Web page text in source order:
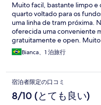
Muito facil, bastante limpo
quarto voltado para os
uma linha de tram próxima.
oferecida uma conveniente
gratuitamente e open.
preço. Recomendo!
Bianca、1 泊旅行
宿泊者限定の口コミ
8/10 (とても良い)